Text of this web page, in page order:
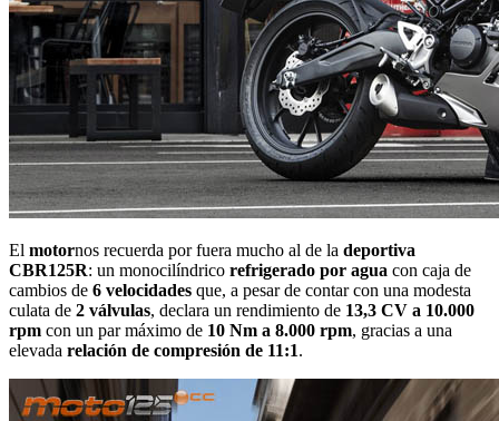
El motornos recuerda por fuera mucho al de la deportiva
CBR125R: un monocilíndrico refrigerado por agua con caja de
cambios de 6 velocidades que, a pesar de contar con una modesta
culata de 2 válvulas, declara un rendimiento de 13,3 CV a 10.000
rpm con un par máximo de 10 Nm a 8.000 rpm, gracias a una
elevada relación de compresión de 11:1.